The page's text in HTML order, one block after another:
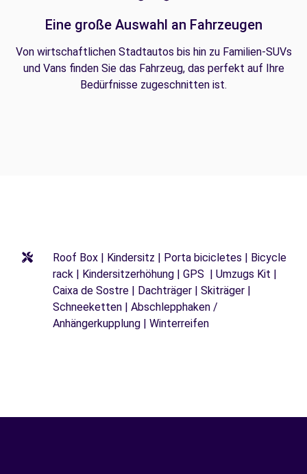
Eine große Auswahl an Fahrzeugen
Von wirtschaftlichen Stadtautos bis hin zu Familien-SUVs
und Vans finden Sie das Fahrzeug, das perfekt auf Ihre
Bedürfnisse zugeschnitten ist.
Roof Box | Kindersitz | Porta bicicletes | Bicycle
rack | Kindersitzerhöhung | GPS | Umzugs Kit |
Caixa de Sostre | Dachträger | Skiträger |
Schneeketten | Abschlepphaken /
Anhängerkupplung | Winterreifen